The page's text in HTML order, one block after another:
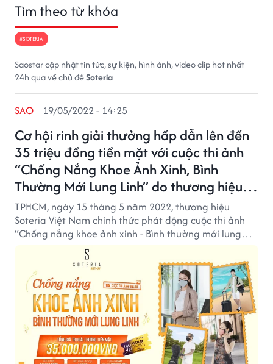
Tìm theo từ khóa
#SOTERIA
Saostar cập nhật tin tức, sự kiện, hình ảnh, video clip hot nhất
24h qua về chủ đềSoteria
Cơ hội rinh giải thưởng hấp dẫn lên đến
35 triệu đồng tiền mặt với cuộc thi ảnh
“Chống Nắng Khoe Ảnh Xinh, Bình
Thường Mới Lung Linh” do thương hiệu
Soteria tổ chức
SAO 19/05/2022 - 14:25
TPHCM, ngày 15 tháng 5 năm 2022, thương hiệu
Soteria Việt Nam chính thức phát động cuộc thi ảnh
“Chống nắng khoe ảnh xinh - Bình thường mới lung
linh” với mong muốn mọi người cùng chia sẻ khoảnh
khắc đời thường với chiếc khẩu trang - người bạn mới
của mọi nhà.